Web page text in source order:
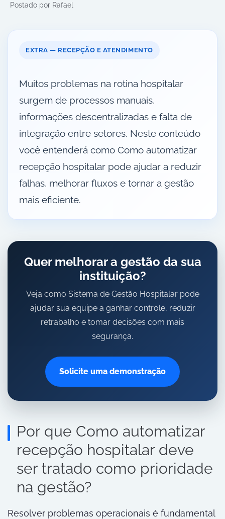
Postado por Rafael
EXTRA — RECEPÇÃO E ATENDIMENTO
Muitos problemas na rotina hospitalar
surgem de processos manuais,
informações descentralizadas e falta de
integração entre setores. Neste conteúdo
você entenderá como Como automatizar
recepção hospitalar pode ajudar a reduzir
falhas, melhorar fluxos e tornar a gestão
mais eficiente.
Quer melhorar a gestão da sua
instituição?
Veja como Sistema de Gestão Hospitalar pode
ajudar sua equipe a ganhar controle, reduzir
retrabalho e tomar decisões com mais
segurança.
Solicite uma demonstração
Por que Como automatizar
recepção hospitalar deve
ser tratado como prioridade
na gestão?
Resolver problemas operacionais é fundamental